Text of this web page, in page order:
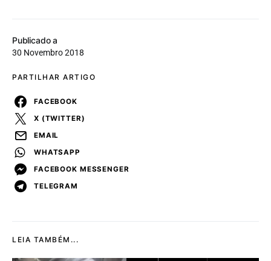
Publicado a
30 Novembro 2018
PARTILHAR ARTIGO
FACEBOOK
X (TWITTER)
EMAIL
WHATSAPP
FACEBOOK MESSENGER
TELEGRAM
LEIA TAMBÉM...